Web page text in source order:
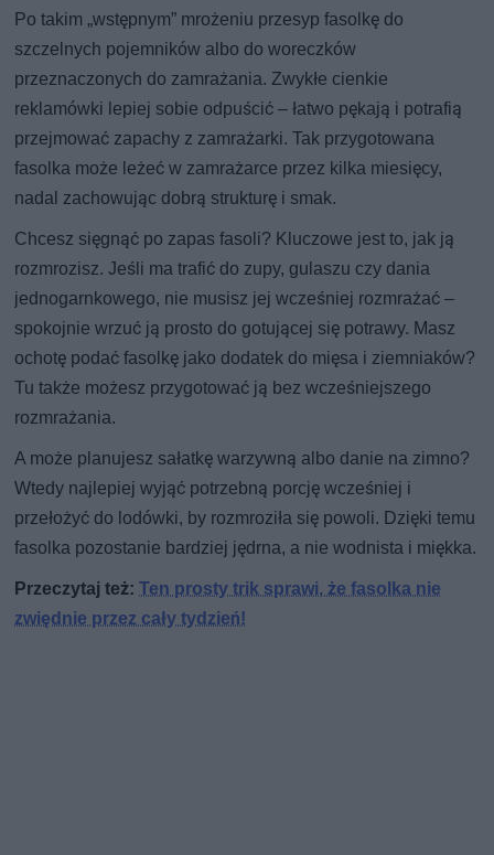
Po takim „wstępnym” mrożeniu przesyp fasolkę do
szczelnych pojemników albo do woreczków
przeznaczonych do zamrażania. Zwykłe cienkie
reklamówki lepiej sobie odpuścić – łatwo pękają i potrafią
przejmować zapachy z zamrażarki. Tak przygotowana
fasolka może leżeć w zamrażarce przez kilka miesięcy,
nadal zachowując dobrą strukturę i smak.
Chcesz sięgnąć po zapas fasoli? Kluczowe jest to, jak ją
rozmrozisz. Jeśli ma trafić do zupy, gulaszu czy dania
jednogarnkowego, nie musisz jej wcześniej rozmrażać –
spokojnie wrzuć ją prosto do gotującej się potrawy. Masz
ochotę podać fasolkę jako dodatek do mięsa i ziemniaków?
Tu także możesz przygotować ją bez wcześniejszego
rozmrażania.
A może planujesz sałatkę warzywną albo danie na zimno?
Wtedy najlepiej wyjąć potrzebną porcję wcześniej i
przełożyć do lodówki, by rozmroziła się powoli. Dzięki temu
fasolka pozostanie bardziej jędrna, a nie wodnista i miękka.
Przeczytaj też:Ten prosty trik sprawi, że fasolka nie
zwiędnie przez cały tydzień!